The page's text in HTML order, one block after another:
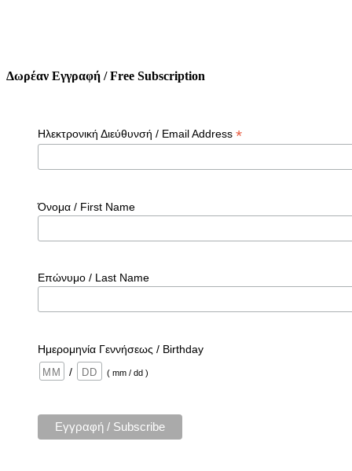
Δωρέαν Εγγραφή / Free Subscription
Ηλεκτρονική Διεύθυνσή / Email Address *
Όνομα / First Name
Επώνυμο / Last Name
Ημερομηνία Γεννήσεως / Birthday
/
( mm / dd )